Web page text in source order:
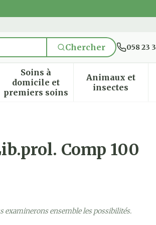
Chercher 058 23
& vitamines
et enfants
la catégorie Vitalité 50+
sous-menu pour la catégorie
Soins à
domicile et
premiers soins
Afficher le sous-menu pour
Animaux et
insectesAfficher le
Comp 100
examinerons ensemble les possibilités.